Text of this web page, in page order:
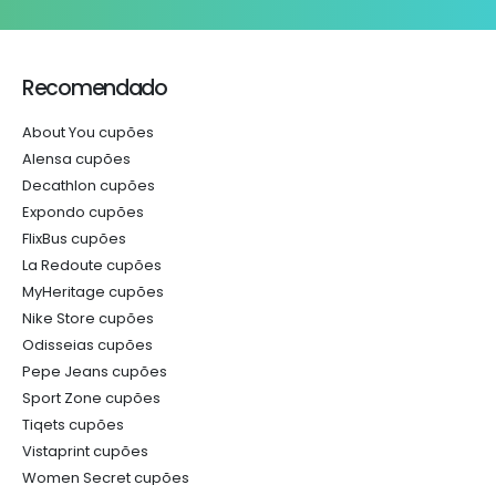
Recomendado
About You cupões
Alensa cupões
Decathlon cupões
Expondo cupões
FlixBus cupões
La Redoute cupões
MyHeritage cupões
Nike Store cupões
Odisseias cupões
Pepe Jeans cupões
Sport Zone cupões
Tiqets cupões
Vistaprint cupões
Women Secret cupões